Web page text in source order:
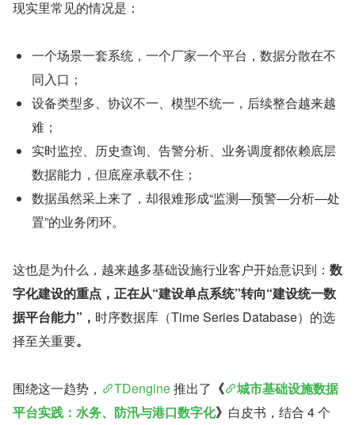
现实里常见的情况是：
一个场景一套系统，一个厂家一个平台，数据分散在不
同入口；
设备类型多、协议不一、模型不统一，后续整合越来越
难；
实时监控、历史查询、告警分析、业务调度都依赖底层
数据能力，但底座承载不住；
数据虽然采上来了，却很难形成“监测—预警—分析—处
置”的业务闭环。
这也是为什么，越来越多基础设施行业客户开始意识到： 数
字化建设的重点，正在从“建设单点系统”转向“建设统一数
据平台能力”， 时序数据库（Time Series Database）的选
择至关重要。
围绕这一趋势， TDengine 推出了 《
城市基础设施数据
平台实践：水务、防汛与港口数字化》 白皮书，结合 4 个